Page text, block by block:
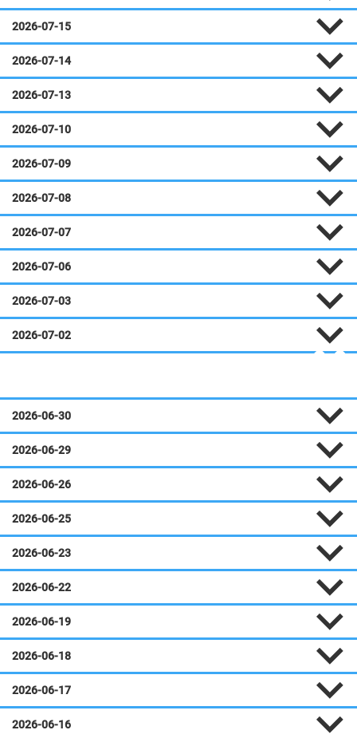
2026-07-15
2026-07-14
2026-07-13
2026-07-10
2026-07-09
2026-07-08
2026-07-07
2026-07-06
2026-07-03
2026-07-02
2026-06-30
2026-06-29
2026-06-26
2026-06-25
2026-06-23
2026-06-22
2026-06-19
2026-06-18
2026-06-17
2026-06-16